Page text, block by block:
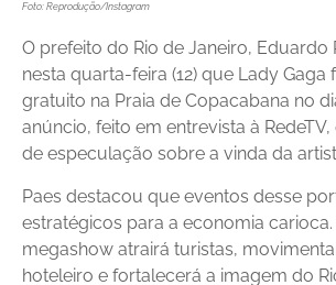
Foto: Reprodução/Instagram
O prefeito do Rio de Janeiro, Eduardo
nesta quarta-feira (12) que Lady Gaga
gratuito na Praia de Copacabana no
anúncio, feito em entrevista à
de especulação sobre a vinda da
Paes destacou que eventos desse
estratégicos para a economia
megashow atrairá turistas,
hoteleiro e fortalecerá a imagem do